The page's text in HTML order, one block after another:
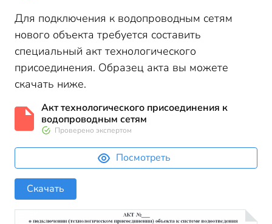
Для подключения к водопроводным сетям
нового объекта требуется составить
специальный акт технологического
присоединения. Образец акта вы можете
скачать ниже.
Акт технологического присоединения к
водопроводным сетям
Проверено экспертом
Посмотреть
Скачать